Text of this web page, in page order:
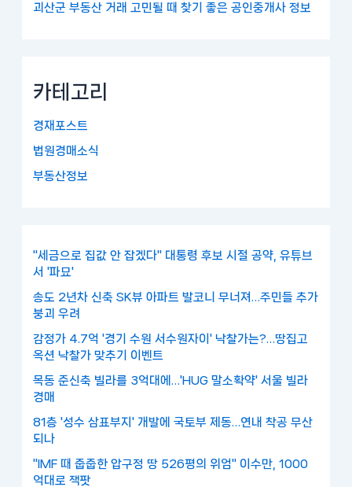
괴산군 부동산 거래 고민될 때 찾기 좋은 공인중개사 정보
카테고리
경재포스트
법원경매소식
부동산정보
"세금으로 집값 안 잡겠다" 대통령 후보 시절 공약, 유튜브
서 '파묘'
송도 2년차 신축 SK뷰 아파트 발코니 무너져…주민들 추가
붕괴 우려
감정가 4.7억 '경기 수원 서수원자이' 낙찰가는?…땅집고
옥션 낙찰가 맞추기 이벤트
목동 준신축 빌라를 3억대에…'HUG 말소확약' 서울 빌라
경매
81층 '성수 삼표부지' 개발에 국토부 제동…연내 착공 무산
되나
"IMF 때 줍줍한 압구정 땅 526평의 위엄" 이수만, 1000
억대로 잭팟